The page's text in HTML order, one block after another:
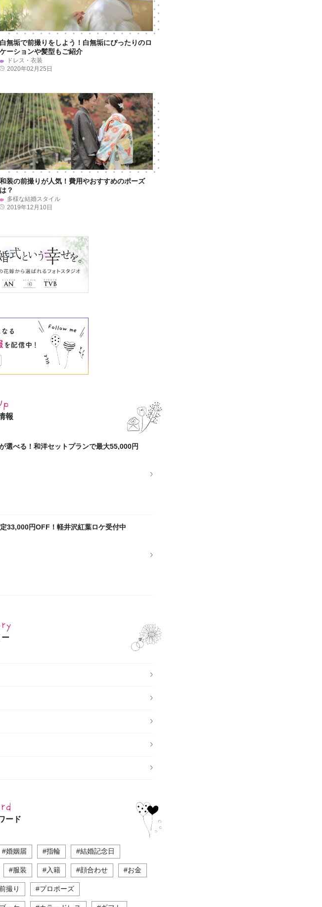
白無垢で前撮りをしよう！白無垢にぴったりのロ
ケーションや髪型もご紹介
ドレス・衣装
2020年02月25日
和装の前撮りが人気！費用やおすすめのポーズ
は？
多様な結婚スタイル
2019年12月10日
報
選べる！和洋セットプランで最大55,000円
33,000円OFF！軽井沢紅葉ロケ受付中
ー
ード
#婚姻届 #指輪 #結婚記念日
#服装 #入籍 #顔合わせ #お金
撮り #プロポーズ